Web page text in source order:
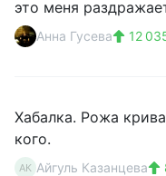
это меня
Анна Гусева 12
Хабалка. Рожа
кого.
АК Айгуль Казанцева